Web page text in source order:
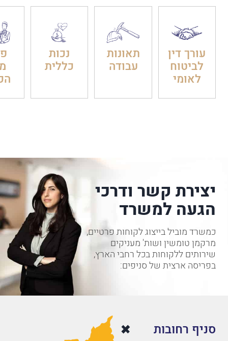
עורך דין
לביטוח
לאומי
תאונות
עבודה
נכות
כללית
יצירת קשר ודרכי
הגעה למשרד
כמשרד מוביל בייצוג לקוחות פרטיים,
מרקמן טומשין ושות' מעניקים
שירותים ללקוחות בכל רחבי הארץ,
בפריסה ארצית של סניפים:
סניף רחובות